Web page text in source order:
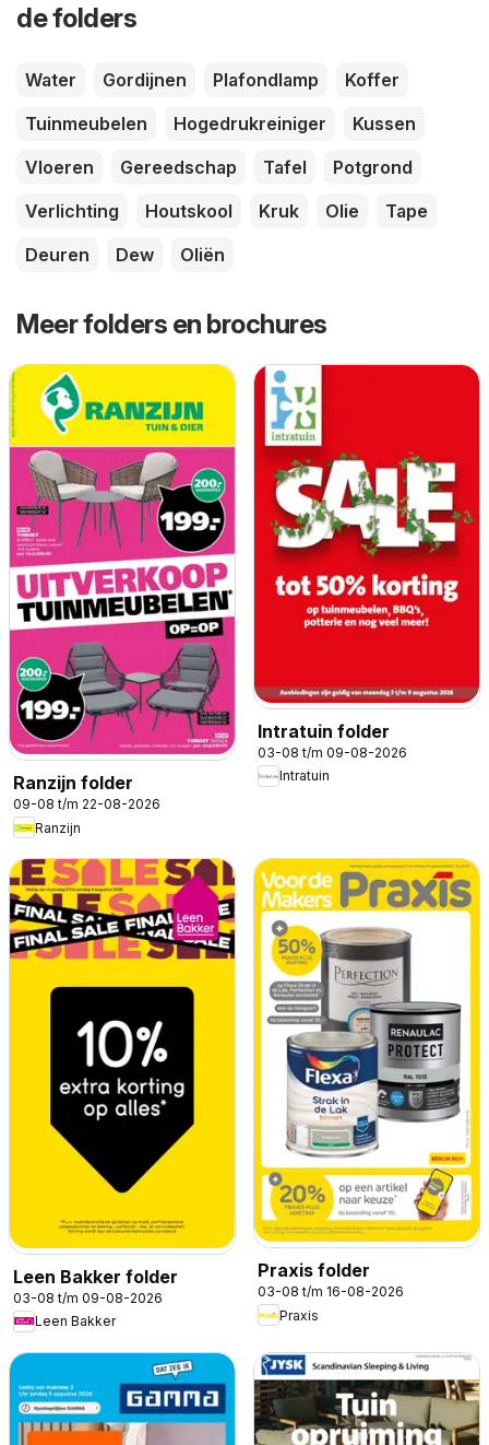
de folders
Water Gordijnen Plafondlamp
Koffer
Tuinmeubelen
Hogedrukreiniger
Kussen
Vloeren
Gereedschap Tafel
Potgrond
Verlichting
Houtskool Kruk Olie
Tape
Deuren
Dew Oliën
Meer folders en brochures
Ranzijn folder
09-08 t/m 22-08-2026
Ranzijn
Intratuin folder
03-08 t/m 09-08-2026
Intratuin
Leen Bakker folder
03-08 t/m 09-08-2026
Leen Bakker
Praxis folder
03-08 t/m 16-08-2026
Praxis